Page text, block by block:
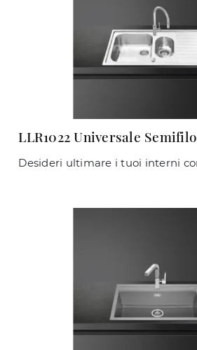
LLR1022 Universale Semifilo